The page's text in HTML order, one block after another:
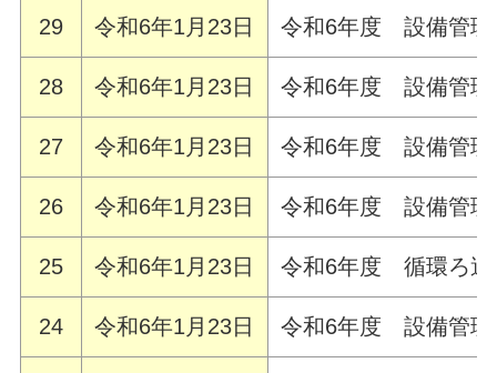
29 令和6年1月23日 令和6年度 設備管理
28 令和6年1月23日 令和6年度 設備管理
27 令和6年1月23日 令和6年度 設備管理
26 令和6年1月23日 令和6年度 設備管理
25 令和6年1月23日 令和6年度 循環ろ過
24 令和6年1月23日 令和6年度 設備管理